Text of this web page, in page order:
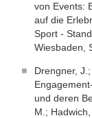
von Events:
auf die
Sport -
Wiesbaden,
Drengner,
und deren
M.;